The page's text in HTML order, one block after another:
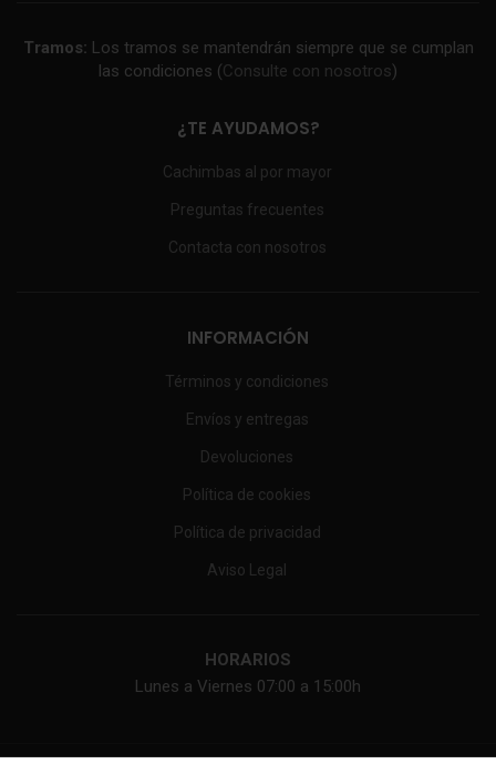
Tramos: Los tramos se mantendrán siempre que se cumplan
las condiciones (Consulte con nosotros)
¿TE AYUDAMOS?
Cachimbas al por mayor
Preguntas frecuentes
Contacta con nosotros
INFORMACIÓN
Términos y condiciones
Envíos y entregas
Devoluciones
Política de cookies
Política de privacidad
Aviso Legal
HORARIOS
Lunes a Viernes 07:00 a 15:00h